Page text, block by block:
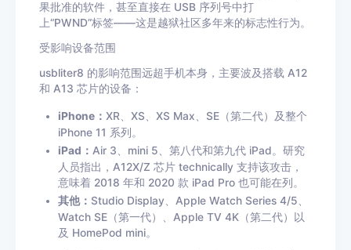
果批准的软件，甚至直接在 USB 序列号中打
上“PWND”标签——这是越狱社区多年来的标志性行为。
受影响设备范围
usbliter8 的影响范围远超手机本身，主要波及搭载 A12
和 A13 芯片的设备：
iPhone： XR、XS、XS Max、SE（第二代）及整个
iPhone 11 系列。
iPad： Air 3、mini 5、第八代和第九代 iPad。研究
人员指出，A12X/Z 芯片 technically 支持该攻击，
意味着 2018 年和 2020 款 iPad Pro 也可能在列。
其他： Studio Display、Apple Watch Series 4/5、
Watch SE（第一代）、Apple TV 4K（第二代）以
及 HomePod mini。